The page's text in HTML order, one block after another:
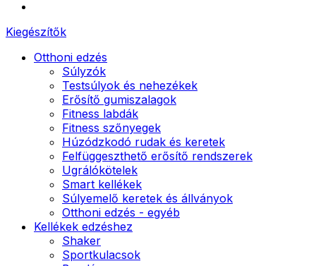
Kiegészítők
Otthoni edzés
Súlyzók
Testsúlyok és nehezékek
Erősítő gumiszalagok
Fitness labdák
Fitness szőnyegek
Húzódzkodó rudak és keretek
Felfüggeszthető erősítő rendszerek
Ugrálókötelek
Smart kellékek
Súlyemelő keretek és állványok
Otthoni edzés - egyéb
Kellékek edzéshez
Shaker
Sportkulacsok